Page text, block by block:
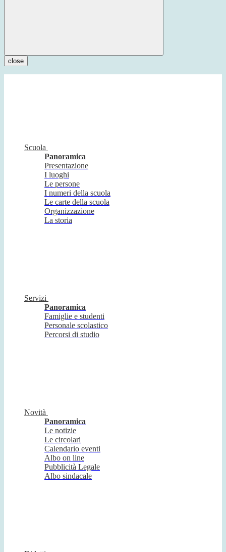
close
Scuola
Panoramica
Presentazione
I luoghi
Le persone
I numeri della scuola
Le carte della scuola
Organizzazione
La storia
Servizi
Panoramica
Famiglie e studenti
Personale scolastico
Percorsi di studio
Novità
Panoramica
Le notizie
Le circolari
Calendario eventi
Albo on line
Pubblicità Legale
Albo sindacale